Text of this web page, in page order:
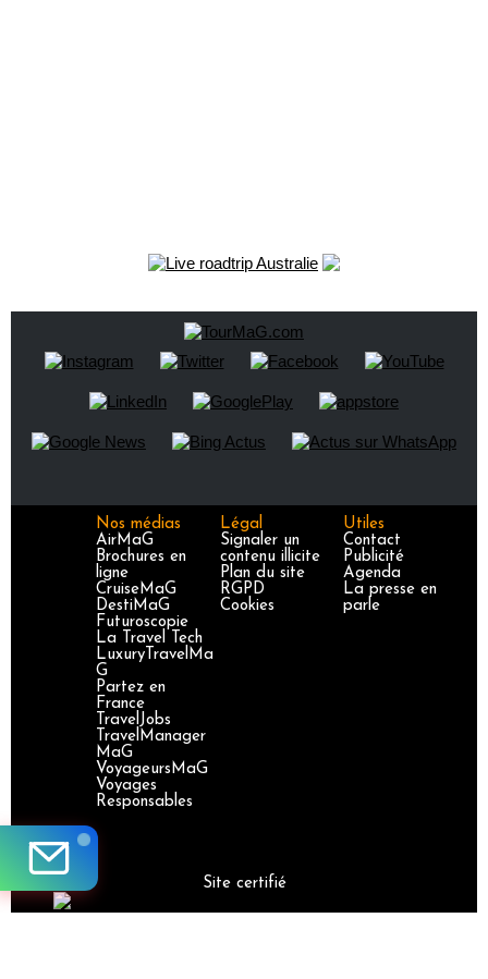
Nos médias
AirMaG
Brochures en
ligne
CruiseMaG
DestiMaG
Futuroscopie
La Travel Tech
LuxuryTravelMa
G
Partez en
France
TravelJobs
TravelManager
MaG
VoyageursMaG
Voyages
Responsables
Légal
Signaler un
contenu illicite
Plan du site
RGPD
Cookies
Utiles
Contact
Publicité
Agenda
La presse en
parle
Site certifié